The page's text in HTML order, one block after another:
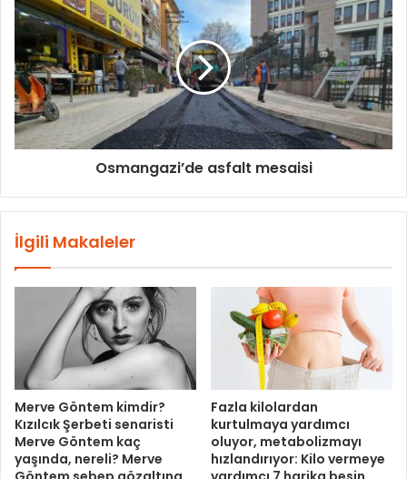
Osmangazi’de asfalt mesaisi
İlgili Makaleler
Merve Göntem kimdir?
Kızılcık Şerbeti senaristi
Merve Göntem kaç
yaşında, nereli? Merve
Fazla kilolardan
kurtulmaya yardımcı
oluyor, metabolizmayı
hızlandırıyor: Kilo vermeye